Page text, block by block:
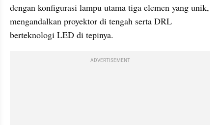
dengan konfigurasi lampu utama tiga elemen yang unik,
mengandalkan proyektor di tengah serta DRL
berteknologi LED di tepinya.
ADVERTISEMENT